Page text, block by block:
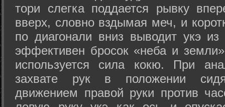
тори слегка поддается рывку
вверх, словно вздымая меч, и
по диагонали вниз выводит укэ
эффективен бросок «неба и
используется сила кокю. При
захвате рук в положении
движением правой руки против